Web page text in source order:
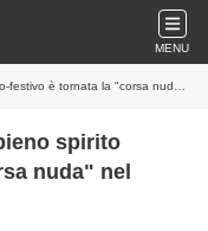
MENU
nuda" nel cuore del Roskilde Festival
spirito
nuda" nel